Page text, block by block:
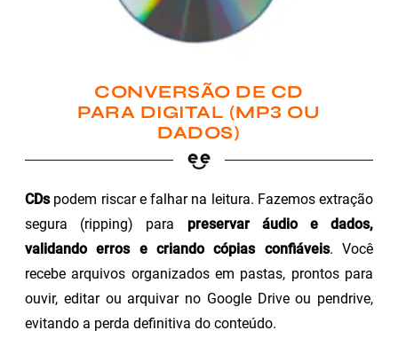
CONVERSÃO DE CD
PARA DIGITAL (MP3 OU
DADOS)
CDspodem riscar e falhar na leitura. Fazemos extração
segura (ripping) para preservar áudio e dados,
validando erros e criando cópias confiáveis. Você
recebe arquivos organizados em pastas, prontos para
ouvir, editar ou arquivar no Google Drive ou pendrive,
evitando a perda definitiva do conteúdo.